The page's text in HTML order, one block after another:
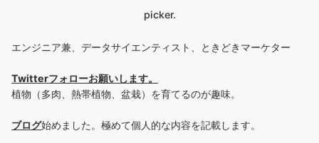
picker.
エンジニア兼、データサイエンティスト、ときどきマーケター
Twitterフォローお願いします。
植物（多肉、熱帯植物、盆栽）を育てるのが趣味。
ブログ始めました。極めて個人的な内容を記載します。